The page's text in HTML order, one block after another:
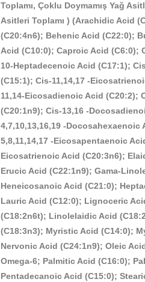
Toplamı, Çoklu Doymamış Yağ
Asitleri Toplamı ) (Arachidic Acid
(C20:4n6); Behenic Acid (C22:0);
Acid (C10:0); Caproic Acid (C6:0);
10-Heptadecenoic Acid (C17:1);
(C15:1); Cis-11,14,17 -
11,14-Eicosadienoic Acid (C20:2);
(C20:1n9); Cis-13,16 -
4,7,10,13,16,19 -Docosahexaenoic
5,8,11,14,17 -Eicosapentaenoic
Eicosatrienoic Acid (C20:3n6);
Erucic Acid (C22:1n9); Gama-
Heneicosanoic Acid (C21:0);
Lauric Acid (C12:0); Lignoceric
(C18:2n6t); Linolelaidic Acid
(C18:3n3); Myristic Acid (C14:0);
Nervonic Acid (C24:1n9); Oleic
Omega-6; Palmitic Acid (C16:0);
Pentadecanoic Acid (C15:0);